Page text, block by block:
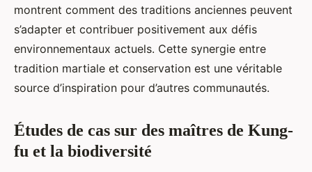
montrent comment des traditions anciennes peuvent
s’adapter et contribuer positivement aux défis
environnementaux actuels. Cette synergie entre
tradition martiale et conservation est une véritable
source d’inspiration pour d’autres communautés.
Études de cas sur des maîtres de Kung-
fu et la biodiversité